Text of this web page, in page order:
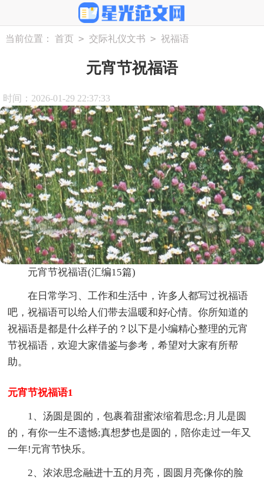
当前位置： 首页 > 交际礼仪文书 > 祝福语
元宵节祝福语
时间：2026-01-29 22:37:33
元宵节祝福语(汇编15篇)
在日常学习、工作和生活中，许多人都写过祝福语
吧，祝福语可以给人们带去温暖和好心情。你所知道的
祝福语是都是什么样子的？以下是小编精心整理的元宵
节祝福语，欢迎大家借鉴与参考，希望对大家有所帮
助。
元宵节祝福语1
1、汤圆是圆的，包裹着甜蜜浓缩着思念;月儿是圆
的，有你一生不遗憾;真想梦也是圆的，陪你走过一年又
一年!元宵节快乐。
2、浓浓思念融进十五的月亮，圆圆月亮像你的脸